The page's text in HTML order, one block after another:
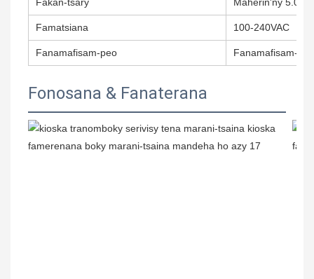
Famatsiana 100‐240VAC
Fanamafisam-peo Fanamafisam-
Fonosana & Fanaterana